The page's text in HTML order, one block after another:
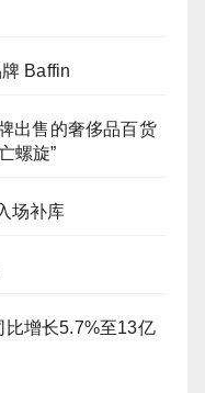
Baffin
出售的奢侈品百货
螺旋”
场补库
增长5.7%至13亿